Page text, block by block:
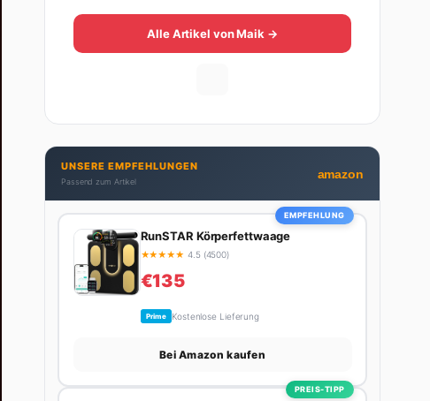
aufgebaut. Sein Weg dahin war alles andere als
geradlinig: Die eine Hälfte seines Lebens stand er
in der Gastronomie – mit allem, was dazugehört.
unterhaltsam und immer nah dran. Wenn Maik
nicht gerade den heißesten Tratsch aus der
Promi-Welt aufspürt oder die besten Lifestyle-
Empfehlungen zusammenstellt, findet man ihn
beim Wandern in den Schweizer Alpen, am Grill mit
Freunden oder auf der Suche nach dem perfekten
Espresso. Sein Motto: Lieber einmal richtig als
zehnmal halb.
Alle Artikel von Maik →
UNSERE EMPFEHLUNGEN
Passend zum Artikel
amazon
EMPFEHLUNG
RunSTAR Körperfettwaage
★★★★★ 4.5 (4500)
€135
Prime Kostenlose Lieferung
Bei Amazon kaufen
PREIS-TIPP